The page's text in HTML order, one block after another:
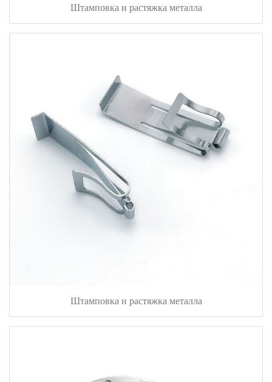
Штамповка и растяжка металла
Штамповка и растяжка металла